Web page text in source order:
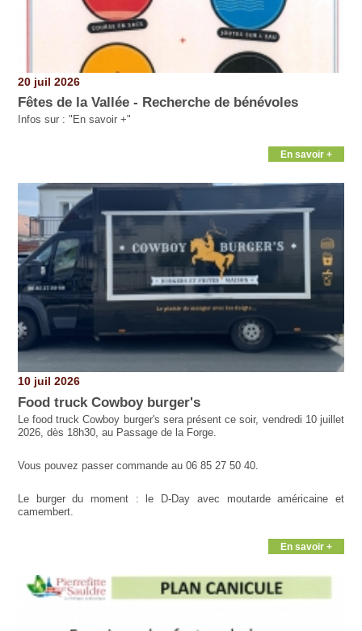
20 juil 2026
Fêtes de la Vallée - Recherche de bénévoles
Infos sur : "En savoir +"
En savoir +
10 juil 2026
Food truck Cowboy burger's
Le food truck Cowboy burger's sera présent ce soir, vendredi 10 juillet
2026, dès 18h30, au Passage de la Forge.
Vous pouvez passer commande au 06 85 27 50 40.
Le burger du moment : le D-Day avec moutarde américaine et
camembert.
En savoir +